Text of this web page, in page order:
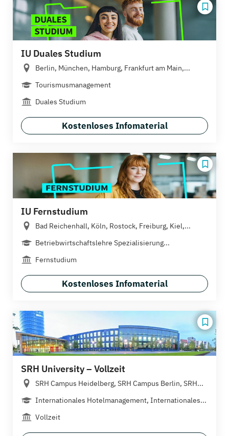
IU Duales Studium
Berlin, München, Hamburg, Frankfurt am Main,...
Tourismusmanagement
Duales Studium
Kostenloses Infomaterial
IU Fernstudium
Bad Reichenhall, Köln, Rostock, Freiburg, Kiel,...
Betriebwirtschaftslehre Spezialisierung...
Fernstudium
Kostenloses Infomaterial
SRH University – Vollzeit
SRH Campus Heidelberg, SRH Campus Berlin, SRH...
Internationales Hotelmanagement, Internationales...
Vollzeit